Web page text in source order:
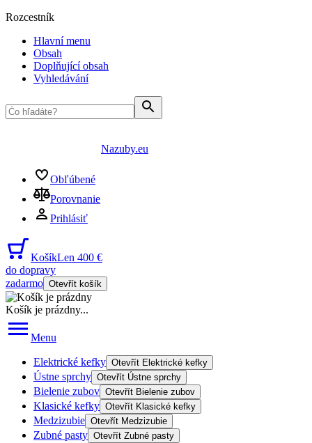
Rozcestník
Hlavní menu
Obsah
Doplňující obsah
Vyhledávání
Nazuby.eu
Obľúbené
Porovnanie
Prihlásiť
KošíkLen 400 €
do dopravy
zadarmo Otevřít košík
Košík je prázdny...
Menu
Elektrické kefky Otevřít Elektrické kefky
Ústne sprchy Otevřít Ústne sprchy
Bielenie zubov Otevřít Bielenie zubov
Klasické kefky Otevřít Klasické kefky
Medzizubie Otevřít Medzizubie
Zubné pasty Otevřít Zubné pasty